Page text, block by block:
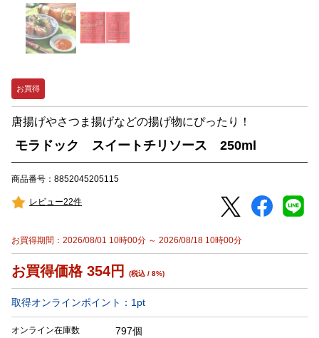
お買得
唐揚げやさつま揚げなどの揚げ物にぴったり！
モラドック スイートチリソース 250ml
商品番号：8852045205115
レビュー22件
お買得期間：2026/08/01 10時00分 ～ 2026/08/18 10時00分
お買得価格 354円 (税込 / 8%)
取得オンラインポイント： 1 pt
オンライン在庫数 797個